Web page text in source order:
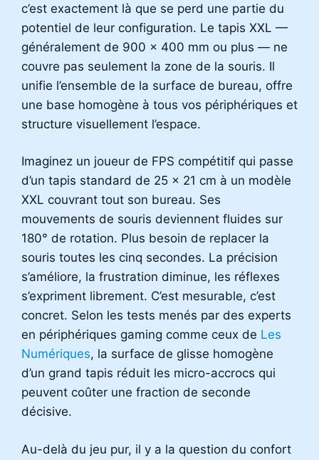
c’est exactement là que se perd une partie du
potentiel de leur configuration. Le tapis XXL —
généralement de 900 x 400 mm ou plus — ne
couvre pas seulement la zone de la souris. Il
unifie l’ensemble de la surface de bureau, offre
une base homogène à tous vos périphériques et
structure visuellement l’espace.
Imaginez un joueur de FPS compétitif qui passe
d’un tapis standard de 25 x 21 cm à un modèle
XXL couvrant tout son bureau. Ses
mouvements de souris deviennent fluides sur
180° de rotation. Plus besoin de replacer la
souris toutes les cinq secondes. La précision
s’améliore, la frustration diminue, les réflexes
s’expriment librement. C’est mesurable, c’est
concret. Selon les tests menés par des experts
en périphériques gaming comme ceux de Les
Numériques, la surface de glisse homogène
d’un grand tapis réduit les micro-accrocs qui
peuvent coûter une fraction de seconde
décisive.
Au-delà du jeu pur, il y a la question du confort